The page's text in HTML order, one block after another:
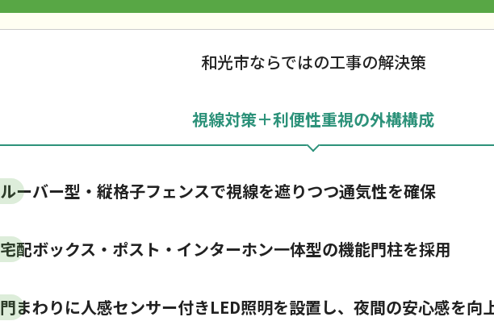
和光市ならではの工事の解決策
視線対策＋利便性重視の外構構成
ルーバー型・縦格子フェンスで視線を遮りつつ通気性を確保
宅配ボックス・ポスト・インターホン一体型の機能門柱を採用
門まわりに人感センサー付きLED照明を設置し、夜間の安心感を向